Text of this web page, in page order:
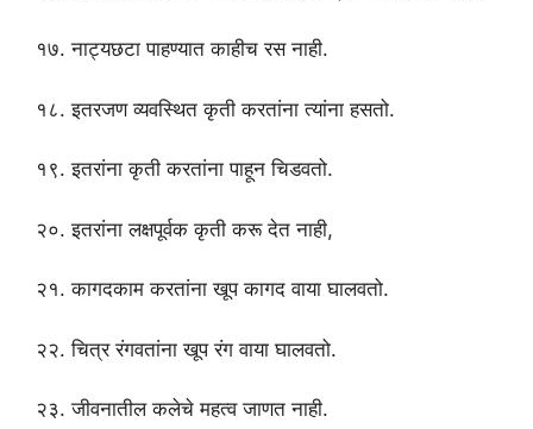
१७. नाट्यछटा पाहण्यात काहीच रस नाही.
१८. इतरजण व्यवस्थित कृती करतांना त्यांना हसतो.
१९. इतरांना कृती करतांना पाहून चिडवतो.
२०. इतरांना लक्षपूर्वक कृती करू देत नाही,
२१. कागदकाम करतांना खूप कागद वाया घालवतो.
२२. चित्र रंगवतांना खूप रंग वाया घालवतो.
२३. जीवनातील कलेचे महत्व जाणत नाही.